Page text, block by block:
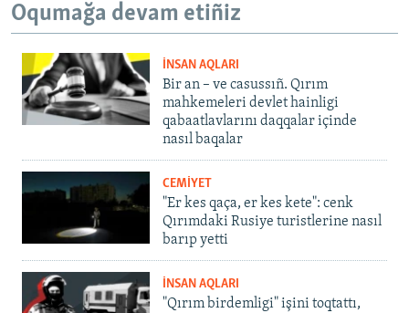
Oqumağa devam etiñiz
İNSAN AQLARI
Bir an – ve casussıñ. Qırım
mahkemeleri devlet hainligi
qabaatlavlarını daqqalar içinde
nasıl baqalar
CEMİYET
"Er kes qaça, er kes kete": cenk
Qırımdaki Rusiye turistlerine nasıl
barıp yetti
İNSAN AQLARI
"Qırım birdemligi" işini toqtattı,